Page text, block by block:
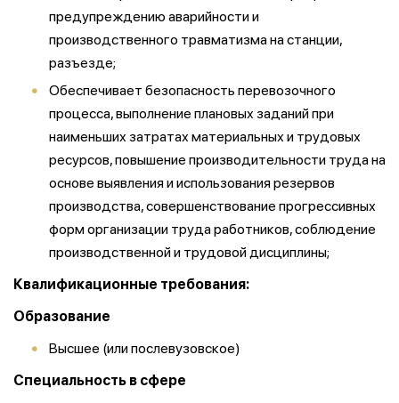
предупреждению аварийности и
производственного травматизма на станции,
разъезде;
Обеспечивает безопасность перевозочного
процесса, выполнение плановых заданий при
наименьших затратах материальных и трудовых
ресурсов, повышение производительности труда на
основе выявления и использования резервов
производства, совершенствование прогрессивных
форм организации труда работников, соблюдение
производственной и трудовой дисциплины;
Квалификационные требования:
Образование
Высшее (или послевузовское)
Специальность в сфере